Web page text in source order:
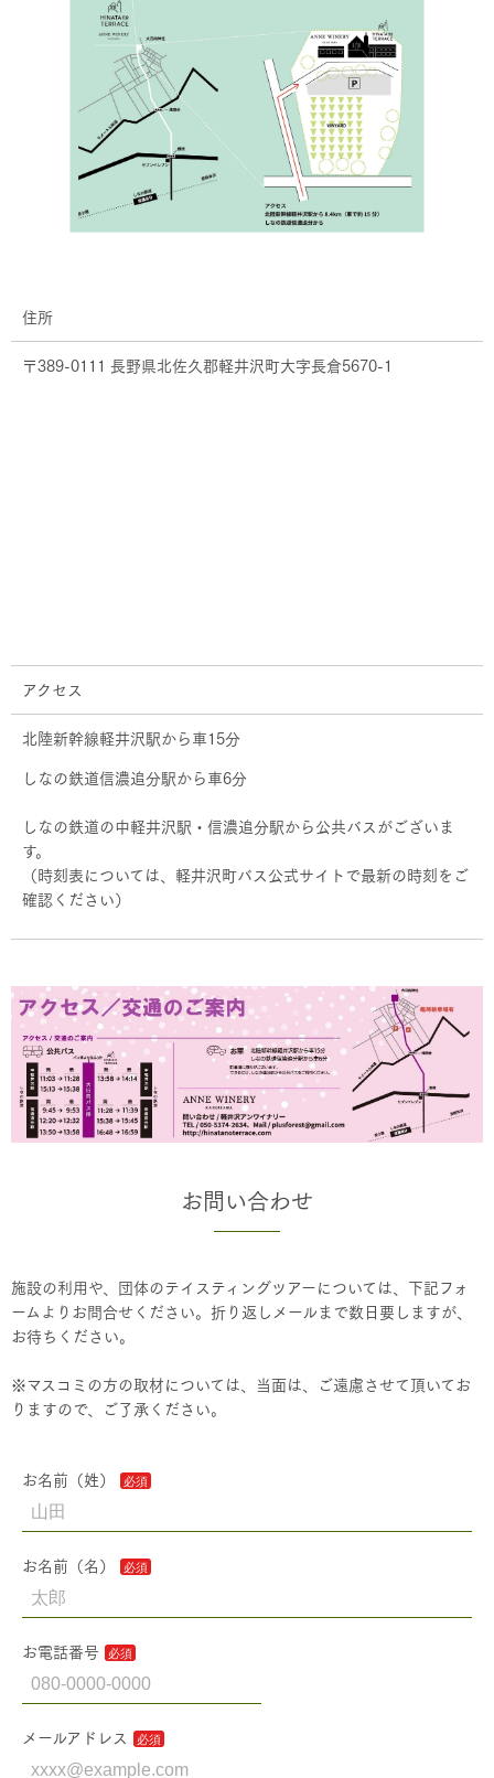
住所
〒389-0111 長野県北佐久郡軽井沢町大字長倉5670-1
アクセス
北陸新幹線軽井沢駅から車15分
しなの鉄道信濃追分駅から車6分
しなの鉄道の中軽井沢駅・信濃追分駅から公共バスがございま
す。
（時刻表については、軽井沢町バス公式サイトで最新の時刻をご
確認ください）
お問い合わせ
施設の利用や、団体のテイスティングツアーについては、下記フォ
ームよりお問合せください。折り返しメールまで数日要しますが、
お待ちください。
※マスコミの方の取材については、当面は、ご遠慮させて頂いてお
りますので、ご了承ください。
お名前（姓）
お名前（名）
お電話番号
メールアドレス